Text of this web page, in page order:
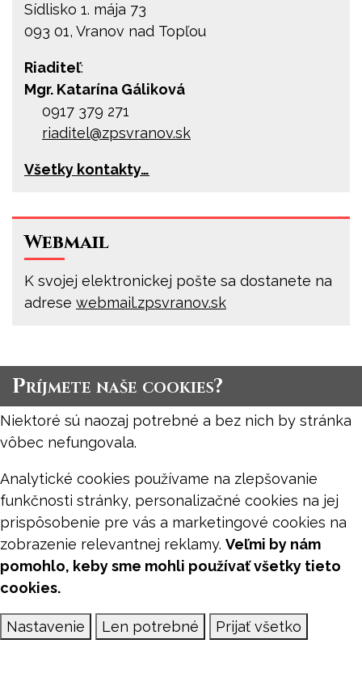
Sídlisko 1. mája 73
093 01, Vranov nad Topľou
Riaditeľ:
Mgr. Katarína Gáliková
0917 379 271
riaditel@zpsvranov.sk
Všetky kontakty…
Webmail
K svojej elektronickej pošte sa dostanete na
adrese webmail.zpsvranov.sk
Príjmete naše cookies?
Niektoré sú naozaj potrebné a bez nich by stránka
vôbec nefungovala.
Analytické cookies používame na zlepšovanie
funkčnosti stránky, personalizačné cookies na jej
prispôsobenie pre vás a marketingové cookies na
zobrazenie relevantnej reklamy. Veľmi by nám
pomohlo, keby sme mohli používať všetky tieto
cookies.
Nastavenie Len potrebné Prijať všetko